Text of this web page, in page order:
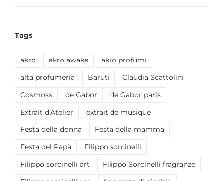
Tags
akro akro awake akro profumi
alta profumeria Baruti Claudia Scattolini
Cosmoss de Gabor de Gabor paris
Extrait d'Atelier extrait de musique
Festa della donna Festa della mamma
Festa del Papà Filippo sorcinelli
Filippo sorcinelli art Filippo Sorcinelli fragranze